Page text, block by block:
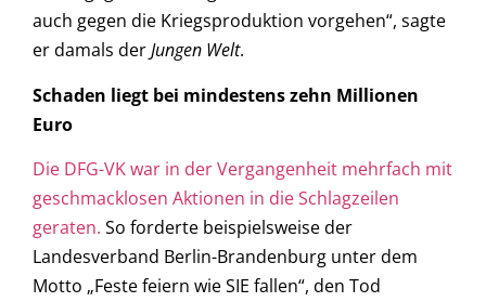
auch gegen die Kriegsproduktion vorgehen“, sagte
er damals derJungen Welt.
Schaden liegt bei mindestens zehn Millionen
Euro
Die DFG-VK war in der Vergangenheit mehrfach mit
geschmacklosen Aktionen in die Schlagzeilen
geraten. So forderte beispielsweise der
Landesverband Berlin-Brandenburg unter dem
Motto „Feste feiern wie SIE fallen“, den Tod